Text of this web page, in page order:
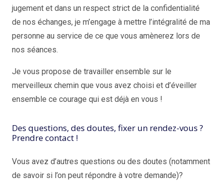
jugement et dans un respect strict de la confidentialité
de nos échanges, je m’engage à mettre l’intégralité de ma
personne au service de ce que vous amènerez lors de
nos séances.
Je vous propose de travailler ensemble sur le
merveilleux chemin que vous avez choisi et d’éveiller
ensemble ce courage qui est déjà en vous !
Des questions, des doutes, fixer un rendez-vous ?
Prendre contact !
Vous avez d’autres questions ou des doutes (notamment
de savoir si l’on peut répondre à votre demande)?